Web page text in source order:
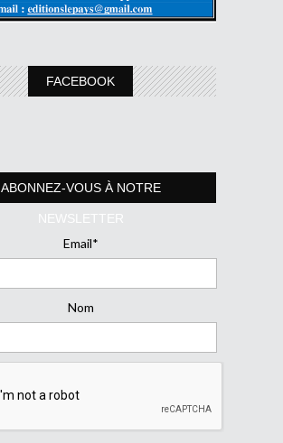
FACEBOOK
ABONNEZ-VOUS À NOTRE
NEWSLETTER
Email*
Nom